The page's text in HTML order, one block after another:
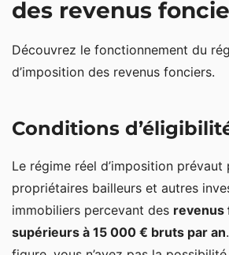
des revenus
Découvrez le fonctionnement du
d’imposition des revenus fonciers.
Conditions
Le régime réel d’imposition prévaut
propriétaires bailleurs et autres
immobiliers percevant des revenus
supérieurs à 15 000 € bruts par an